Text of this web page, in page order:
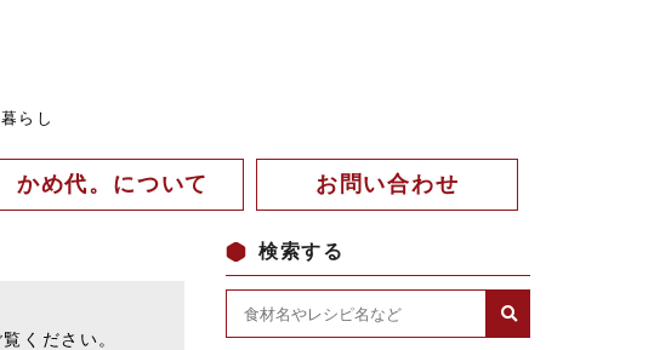
らし
かめ代。について お問い合わせ
ください。
検索する